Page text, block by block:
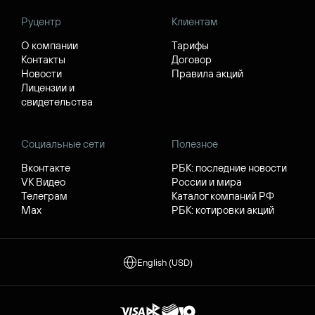
Руцентр
О компании
Контакты
Новости
Лицензии и
свидетельства
Клиентам
Тарифы
Договор
Правила акций
Социальные сети
Вконтакте
VK Видео
Телеграм
Max
Полезное
РБК: последние новости
России и мира
Каталог компаний РФ
РБК: котировки акций
English (USD)